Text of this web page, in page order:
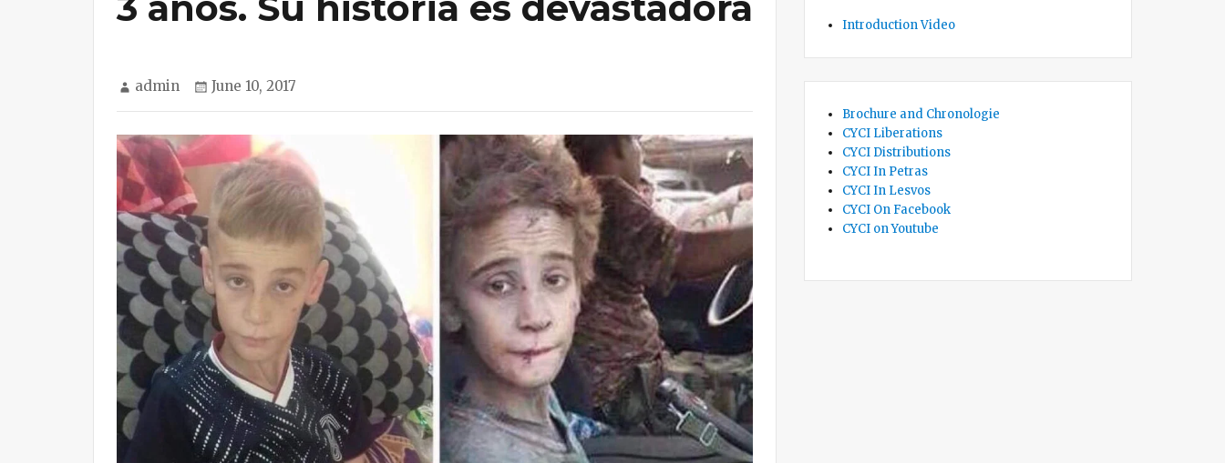
Author
admin
Posted
June 10, 2017
Introduction Video
Brochure and Chronologie
CYCI Liberations
CYCI Distributions
CYCI In Petras
CYCI In Lesvos
CYCI On Facebook
CYCI on Youtube